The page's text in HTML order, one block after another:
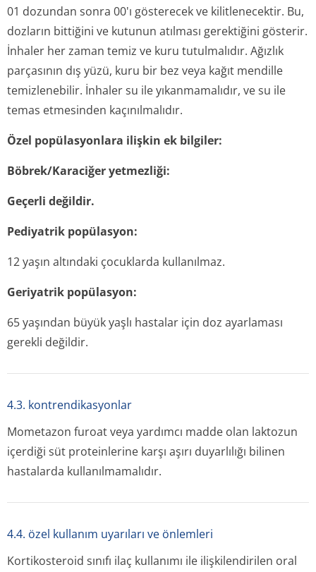
01 dozundan sonra 00'ı gösterecek ve kilitlenecektir. Bu,
dozların bittiğini ve kutunun atılması gerektiğini gösterir.
İnhaler her zaman temiz ve kuru tutulmalıdır. Ağızlık
parçasının dış yüzü, kuru bir bez veya kağıt mendille
temizlenebilir. İnhaler su ile yıkanmamalıdır, ve su ile
temas etmesinden kaçınılmalıdır.
Özel popülasyonlara ilişkin ek bilgiler:
Böbrek/Karaciğer yetmezliği:
Geçerli değildir.
Pediyatrik popülasyon:
12 yaşın altındaki çocuklarda kullanılmaz.
Geriyatrik popülasyon:
65 yaşından büyük yaşlı hastalar için doz ayarlaması
gerekli değildir.
4.3. kontrendikasyonlar
Mometazon furoat veya yardımcı madde olan laktozun
içerdiği süt proteinlerine karşı aşırı duyarlılığı bilinen
hastalarda kullanılmamalıdır.
4.4. özel kullanım uyarıları ve önlemleri
Kortikosteroid sınıfı ilaç kullanımı ile ilişkilendirilen oral